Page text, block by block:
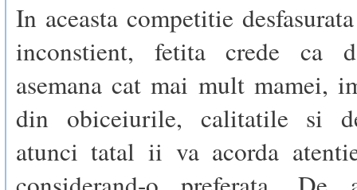
In aceasta competitie
inconstient, fetita crede ca
asemana cat mai mult mamei,
din obiceiurile, calitatile si
atunci tatal ii va acorda